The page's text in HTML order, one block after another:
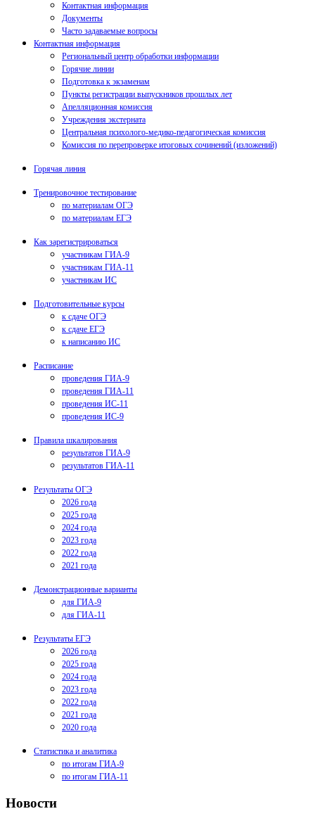
Контактная информация
Документы
Часто задаваемые вопросы
Контактная информация
Региональный центр обработки информации
Горячие линии
Подготовка к экзаменам
Пункты регистрации выпускников прошлых лет
Апелляционная комиссия
Учреждения экстерната
Центральная психолого-медико-педагогическая комиссия
Комиссия по перепроверке итоговых сочинений (изложений)
Горячая линия
Тренировочное тестирование
по материалам ОГЭ
по материалам ЕГЭ
Как зарегистрироваться
участникам ГИА-9
участникам ГИА-11
участникам ИС
Подготовительные курсы
к сдаче ОГЭ
к сдаче ЕГЭ
к написанию ИС
Расписание
проведения ГИА-9
проведения ГИА-11
проведения ИС-11
проведения ИС-9
Правила шкалирования
результатов ГИА-9
результатов ГИА-11
Результаты ОГЭ
2026 года
2025 года
2024 года
2023 года
2022 года
2021 года
Демонстрационные варианты
для ГИА-9
для ГИА-11
Результаты ЕГЭ
2026 года
2025 года
2024 года
2023 года
2022 года
2021 года
2020 года
Статистика и аналитика
по итогам ГИА-9
по итогам ГИА-11
Новости